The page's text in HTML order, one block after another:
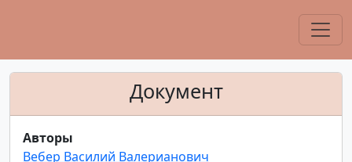
Документ
Авторы
Вебер Василий Валерианович